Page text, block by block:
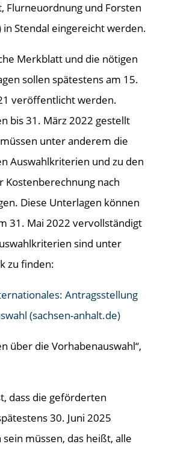
Flurneuordnung und Forsten
in Stendal eingereicht werden.
Merkblatt und die nötigen
sollen spätestens am 15.
veröffentlicht werden.
bis 31. März 2022 gestellt
unter anderem die
Auswahlkriterien und zu den
Kostenberechnung nach
Diese Unterlagen können
31. Mai 2022 vervollständigt
sind unter
zu finden:
Antragsstellung
(sachsen-anhalt.de)
über die Vorhabenauswahl“,
dass die geförderten
30. Juni 2025
sein müssen, das heißt, alle